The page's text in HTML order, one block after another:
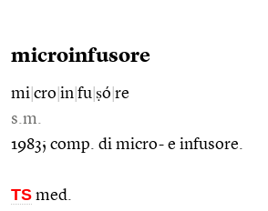
microinfusore
mi cro in fu ṣó re
s.m.
1983; comp. di micro- e infusore.
TS med.